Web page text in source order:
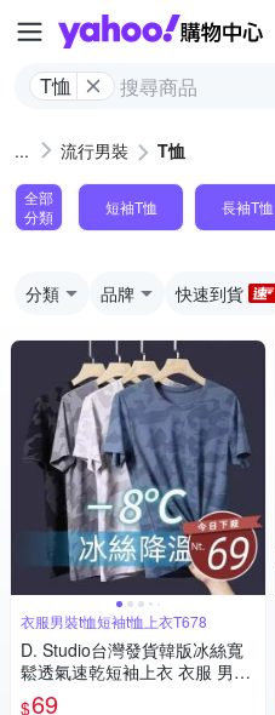
T恤
流行男裝 T恤
全部
分類
短袖T恤 長袖T恤
分類 品牌 快速到貨
衣服男裝t恤短袖t恤上衣T678
D. Studio台灣發貨韓版冰絲寬
鬆透氣速乾短袖上衣 衣服 男
裝 t恤 短袖t恤 上衣T678
$69